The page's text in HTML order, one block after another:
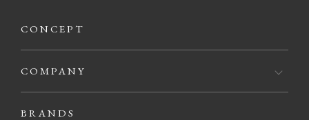
CONCEPT
COMPANY
BRANDS